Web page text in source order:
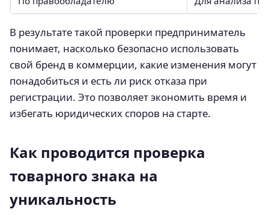
В результате такой проверки предприниматель
понимает, насколько безопасно использовать
свой бренд в коммерции, какие изменения могут
понадобиться и есть ли риск отказа при
регистрации. Это позволяет экономить время и
избегать юридических споров на старте.
Как проводится проверка
товарного знака на
уникальность